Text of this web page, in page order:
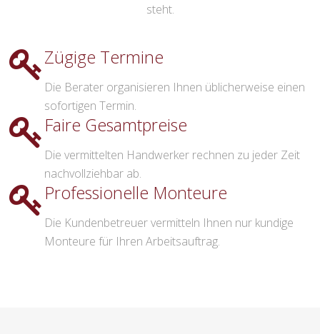
steht.
Zügige Termine
Die Berater organisieren Ihnen üblicherweise einen
sofortigen Termin.
Faire Gesamtpreise
Die vermittelten Handwerker rechnen zu jeder Zeit
nachvollziehbar ab.
Professionelle Monteure
Die Kundenbetreuer vermitteln Ihnen nur kundige
Monteure für Ihren Arbeitsauftrag.